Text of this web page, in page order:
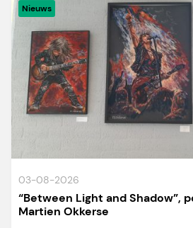
Nieuws
03-08-2026
“Between Light and Shadow”,
Martien Okkerse